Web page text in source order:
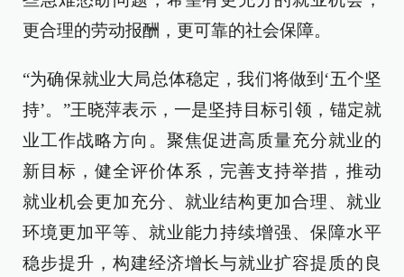
更合理的劳动报酬，更可靠的社会保障。
“为确保就业大局总体稳定，我们将做到‘五个坚
持’。”王晓萍表示，一是坚持目标引领，锚定就
业工作战略方向。聚焦促进高质量充分就业的
新目标，健全评价体系，完善支持举措，推动
就业机会更加充分、就业结构更加合理、就业
环境更加平等、就业能力持续增强、保障水平
稳步提升，构建经济增长与就业扩容提质的良